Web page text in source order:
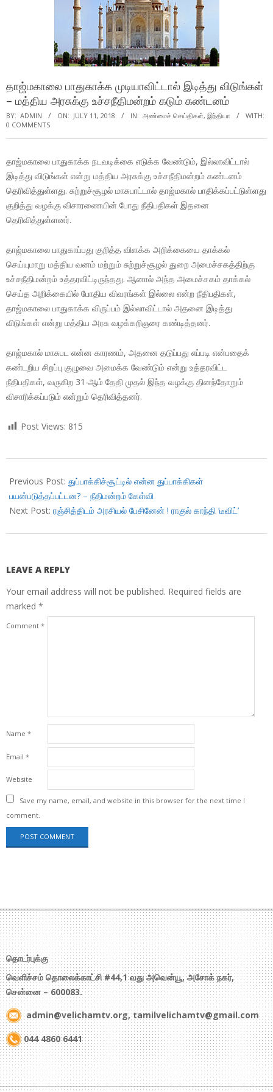
தாஜ்மகாலை பாதுகாக்க முடியாவிட்டால் இடித்து விடுங்கள்
– மத்திய அரசுக்கு உச்சநீதிமன்றம் கடும் கண்டனம்
BY: ADMIN ON: JULY 11, 2018 IN: அண்மைச் செய்திகள், இந்தியா
WITH:
0 COMMENTS
தாஜ்மகாலை பாதுகாக்க நடவடிக்கை எடுக்க வேண்டும், இல்லாவிட்டால்
இடித்து விடுங்கள் என்று மத்திய அரசுக்கு உச்சநீதிமன்றம் கண்டனம்
தெரிவித்துள்ளது. சுற்றுச்சூழல் மாசுபாட்டால் தாஜ்மகால் பாதிக்கப்பட்டுள்ளது
குறித்து வழக்கு விசாரணையின் போது நீதிபதிகள் இதனை
தெரிவித்துள்ளனர்.
தாஜ்மகாலை பாதுகாப்பது குறித்த விளக்க அறிக்கையை தாக்கல்
செய்யுமாறு மத்திய வனம் மற்றும் சுற்றுச்சூழல் துறை அமைச்சகத்திற்கு
உச்சநீதிமன்றம் உத்தரவிட்டிருந்தது. ஆனால் அந்த அமைச்சகம் தாக்கல்
செய்த அறிக்கையில் போதிய விவரங்கள் இல்லை என்ற நீதிபதிகள்,
தாஜ்மகாலை பாதுகாக்க விருப்பம் இல்லாவிட்டால் அதனை இடித்து
விடுங்கள் என்று மத்திய அரசு வழக்கறிஞரை கண்டித்தனர்.
தாஜ்மகால் மாசுபட என்ன காரணம், அதனை தடுப்பது எப்படி என்பதைக்
கண்டறிய சிறப்பு குழுவை அமைக்க வேண்டும் என்று உத்தரவிட்ட
நீதிபதிகள், வருகிற 31-ஆம் தேதி முதல் இந்த வழக்கு தினந்தோறும்
விசாரிக்கப்படும் என்றும் தெரிவித்தனர்.
Post Views: 815
07-
11
Previous Post: துப்பாக்கிச்சூட்டில் என்ன துப்பாக்கிகள்
பயன்படுத்தப்பட்டன? – நீதிமன்றம் கேள்வி
Next Post: ரஞ்சித்திடம் அரசியல் பேசினேன் ! ராகுல் காந்தி ‘டீவிட்’
LEAVE A REPLY
Your email address will not be published. Required fields are
marked *
Comment *
Name *
Email *
Website
Save my name, email, and website in this browser for the next time I
comment.
தொடர்புக்கு
வெளிச்சம் தொலைக்காட்சி #44,1 வது அவென்யூ, அசோக் நகர்,
சென்னை – 600083.
admin@velichamtv.org, tamilvelichamtv@gmail.com
044 4860 6441